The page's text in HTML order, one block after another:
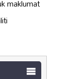
maklumat